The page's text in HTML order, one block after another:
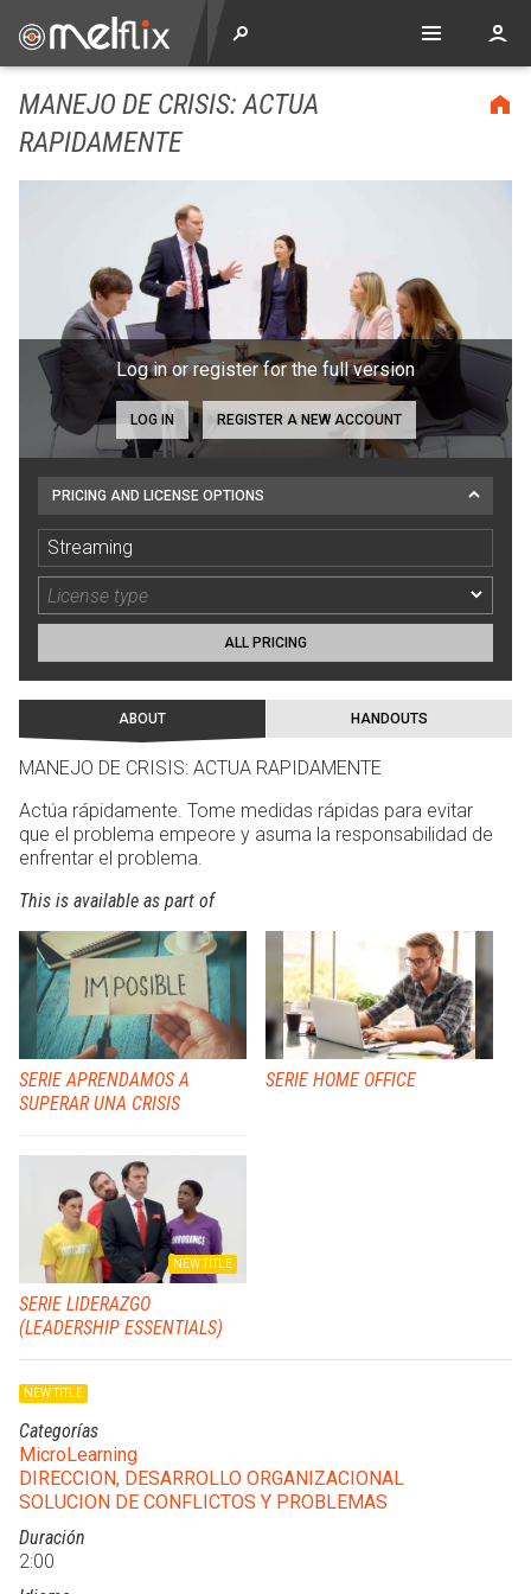
MANEJO DE CRISIS: ACTUA
RAPIDAMENTE
Log in or register for the full version
LOG IN REGISTER A NEW ACCOUNT
PRICING AND LICENSE OPTIONS
Streaming
ALL PRICING
ABOUT HANDOUTS
MANEJO DE CRISIS: ACTUA RAPIDAMENTE
Actúa rápidamente. Tome medidas rápidas para evitar
que el problema empeore y asuma la responsabilidad de
enfrentar el problema.
This is available as part of
SERIE APRENDAMOS A
SUPERAR UNA CRISIS
SERIE HOME OFFICE
SERIE LIDERAZGO
(LEADERSHIP ESSENTIALS)
NEW TITLE
NEW TITLE
Categorías
MicroLearning
DIRECCION, DESARROLLO ORGANIZACIONAL
SOLUCION DE CONFLICTOS Y PROBLEMAS
Duración
2:00